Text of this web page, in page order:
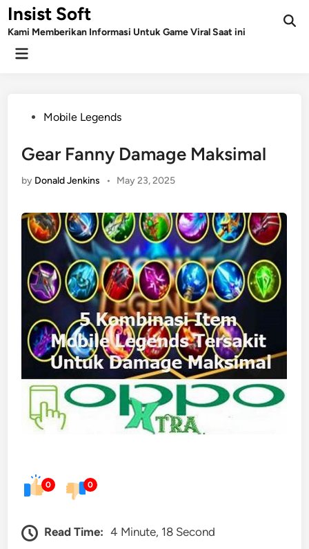
Skip
toInsist Soft
Kami Memberikan Informasi Untuk Game Viral Saat ini
Main
PostedMobile Legends
Gear Fanny Damage Maksimal
by Donald Jenkins • May 23, 2025
0 0
Read Time: 4 Minute, 18 Second